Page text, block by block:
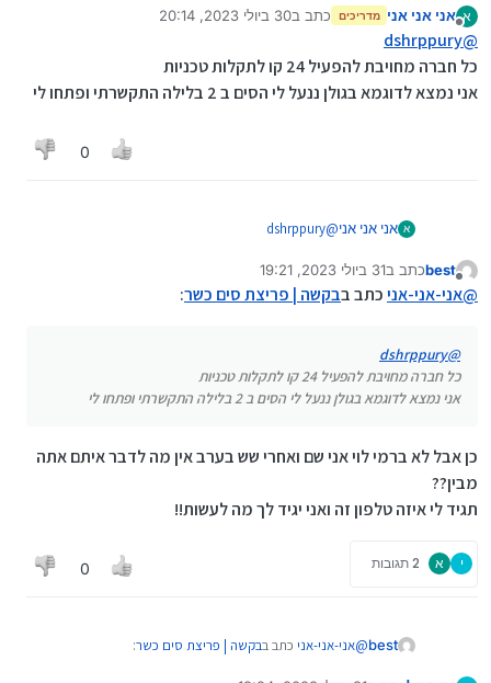
א
מנותק
אני אני אני מדריכים כתב ב30 ביולי 2023, 20:14
נערך לאחרונה על ידי
@
dshrppury
כל חברה מחויבת להפעיל 24 קו לתקלות טכניות
אני נמצא לדוגמא בגולן ננעל לי הסים ב 2 בלילה התקשרתי ופתחו לי
0
א אני אני אני@
dshrppury
התקשרתי ופתחו לי
מנותק
bestכתב ב31 ביולי 2023, 19:21
נערך לאחרונה על ידי
@אני-אני-אניכתב בבקשה | פריצת סים כשר:
@
dshrppury
כל חברה מחויבת להפעיל 24 קו לתקלות טכניות
אני נמצא לדוגמא בגולן ננעל לי הסים ב 2 בלילה התקשרתי ופתחו לי
כן אבל לא ברמי לוי אני שם ואחרי שש בערב אין מה לדבר איתם אתה
מבין??
תגיד לי איזה טלפון זה ואני יגיד לך מה לעשות!!
י א 2 תגובות 0
best
@אני-אני-אני כתב בבקשה | פריצת סים כשר: